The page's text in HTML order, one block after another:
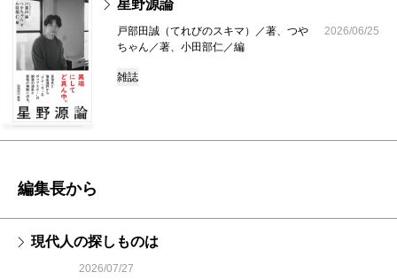
星野源論
戸部田誠（てれびのスキマ）／著、つや
ちゃん／著、小田部仁／編
2026/06/25
雑誌
編集長から
現代人の探しものは
2026/07/27